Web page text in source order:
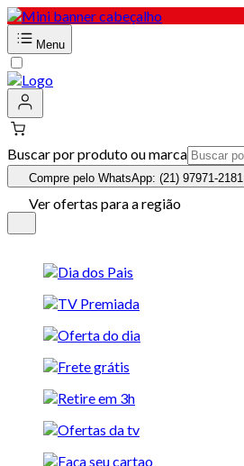
Menu
Buscar por produto ou marca
Compre pelo WhatsApp: (21) 97971-2181
Ver ofertas para a região